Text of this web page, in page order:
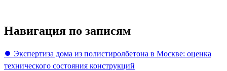
Навигация по записям
⏺️ Экспертиза дома из полистиролбетона в Москве: оценка
технического состояния конструкций